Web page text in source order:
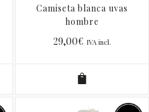
Camiseta blanca uvas
hombre
29,00€ IVA incl.